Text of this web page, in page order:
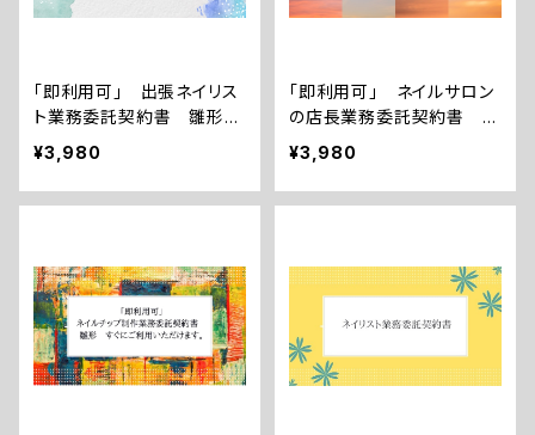
「即利用可」 出張ネイリス
ト業務委託契約書 雛形
すぐにご利用いただけます。
¥3,980
「即利用可」 ネイルサロン
の店長業務委託契約書 雛
形 すぐにご利用いただけ
ます。
¥3,980